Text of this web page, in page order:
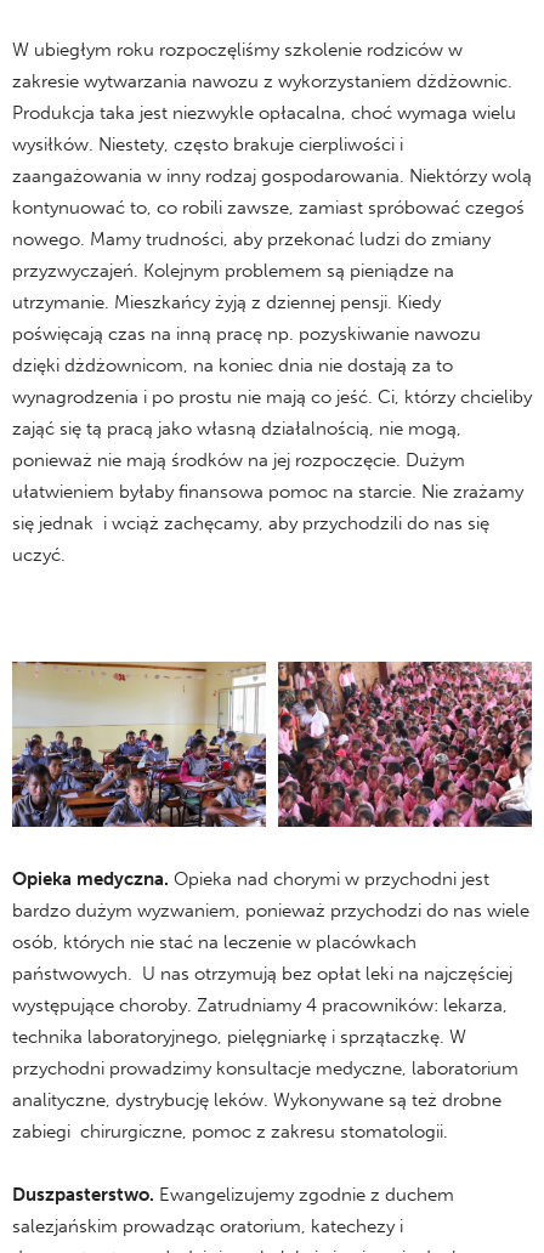
W ubiegłym roku rozpoczęliśmy szkolenie rodziców w
zakresie wytwarzania nawozu z wykorzystaniem dżdżownic.
Produkcja taka jest niezwykle opłacalna, choć wymaga wielu
wysiłków. Niestety, często brakuje cierpliwości i
zaangażowania w inny rodzaj gospodarowania. Niektórzy wolą
kontynuować to, co robili zawsze, zamiast spróbować czegoś
nowego. Mamy trudności, aby przekonać ludzi do zmiany
przyzwyczajeń. Kolejnym problemem są pieniądze na
utrzymanie. Mieszkańcy żyją z dziennej pensji. Kiedy
poświęcają czas na inną pracę np. pozyskiwanie nawozu
dzięki dżdżownicom, na koniec dnia nie dostają za to
wynagrodzenia i po prostu nie mają co jeść. Ci, którzy chcieliby
zająć się tą pracą jako własną działalnością, nie mogą,
ponieważ nie mają środków na jej rozpoczęcie. Dużym
ułatwieniem byłaby finansowa pomoc na starcie. Nie zrażamy
się jednak i wciąż zachęcamy, aby przychodzili do nas się
uczyć.
Opieka medyczna. Opieka nad chorymi w przychodni jest
bardzo dużym wyzwaniem, ponieważ przychodzi do nas wiele
osób, których nie stać na leczenie w placówkach
państwowych. U nas otrzymują bez opłat leki na najczęściej
występujące choroby. Zatrudniamy 4 pracowników: lekarza,
technika laboratoryjnego, pielęgniarkę i sprzątaczkę. W
przychodni prowadzimy konsultacje medyczne, laboratorium
analityczne, dystrybucję leków. Wykonywane są też drobne
zabiegi chirurgiczne, pomoc z zakresu stomatologii.
Duszpasterstwo. Ewangelizujemy zgodnie z duchem
salezjańskim prowadząc oratorium, katechezy i